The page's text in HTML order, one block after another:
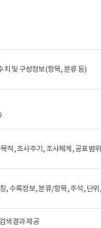
치 및 구성정보(항목, 분류 등)
적, 조사주기, 조사체계, 공표범
, 수록정보, 분류/항목, 주석, 단
색결과 제공